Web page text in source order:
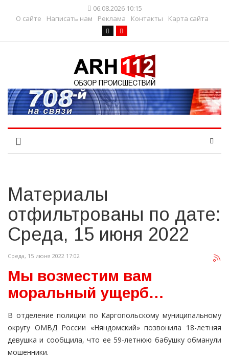
06.08.2026 10:15
О сайте
Написать нам Реклама Контакты Карта сайта
Материалы
отфильтрованы по дате:
Среда, 15 июня 2022
Среда, 15 июня 2022 17:02
Мы возместим вам
моральный ущерб…
В отделение полиции по Каргопольскому муниципальному
округу ОМВД России «Няндомский» позвонила 18-летняя
девушка и сообщила, что ее 59-летнюю бабушку обманули
мошенники.